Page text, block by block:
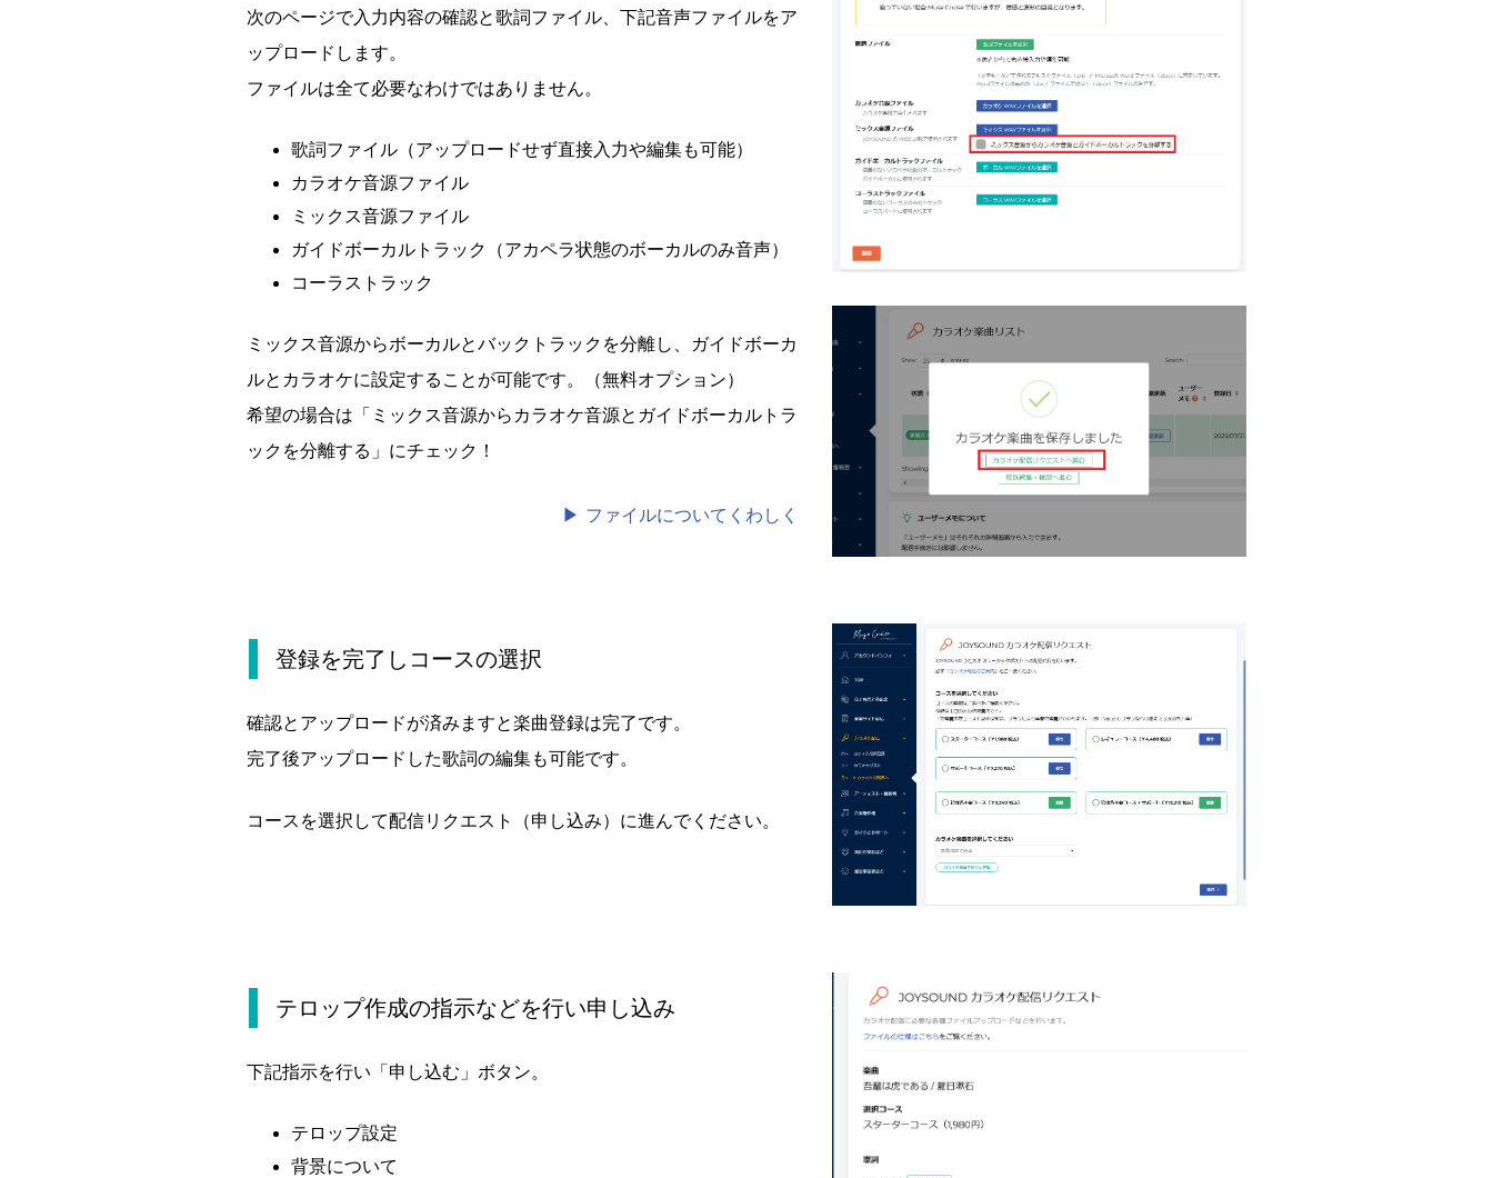
次のページで入力内容の確認と歌詞ファイル、下記音声ファイルをア
ップロードします。
ファイルは全て必要なわけではありません。
歌詞ファイル（アップロードせず直接入力や編集も可能）
カラオケ音源ファイル
ミックス音源ファイル
ガイドボーカルトラック（アカペラ状態のボーカルのみ音声）
コーラストラック
ミックス音源からボーカルとバックトラックを分離し、ガイドボーカ
ルとカラオケに設定することが可能です。（無料オプション）
希望の場合は「ミックス音源からカラオケ音源とガイドボーカルトラ
ックを分離する」にチェック！
ファイルについてくわしく
登録を完了しコースの選択
確認とアップロードが済みますと楽曲登録は完了です。
完了後アップロードした歌詞の編集も可能です。
コースを選択して配信リクエスト（申し込み）に進んでください。
テロップ作成の指示などを行い申し込み
下記指示を行い「申し込む」ボタン。
テロップ設定
背景について